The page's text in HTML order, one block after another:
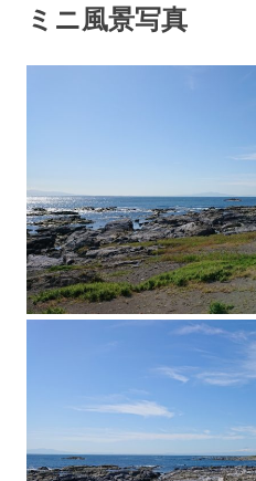
ミニ風景写真